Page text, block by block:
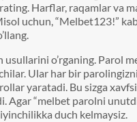
Harflar, raqamlar va
uchun, “Melbet123!”
usullarini o’rganing. Parol
Ular har bir
yaratadi. Bu sizga
Agar “melbet parolni
duch kelmaysiz.